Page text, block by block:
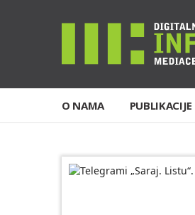
O NAMA PUBLIKACIJE